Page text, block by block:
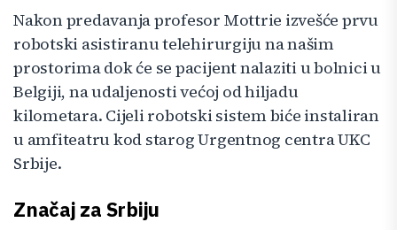
Nakon predavanja profesor Mottrie izvešće prvu
robotski asistiranu telehirurgiju na našim
prostorima dok će se pacijent nalaziti u bolnici u
Belgiji, na udaljenosti većoj od hiljadu
kilometara. Cijeli robotski sistem biće instaliran
u amfiteatru kod starog Urgentnog centra UKC
Srbije.
Značaj za Srbiju